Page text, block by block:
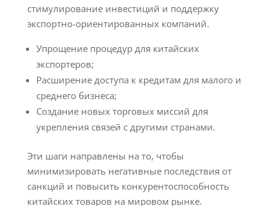
стимулирование инвестиций и поддержку
экспортно-ориентированных компаний.
Упрощение процедур для китайских
экспортеров;
Расширение доступа к кредитам для малого и
среднего бизнеса;
Создание новых торговых миссий для
укрепления связей с другими странами.
Эти шаги направлены на то, чтобы
минимизировать негативные последствия от
санкций и повысить конкурентоспособность
китайских товаров на мировом рынке.